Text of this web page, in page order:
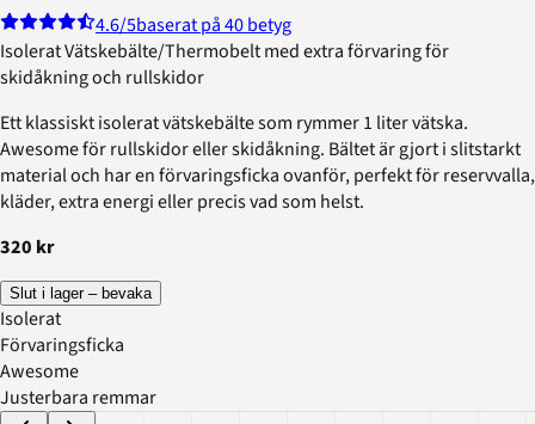
4.6/5baserat på 40 betyg
Isolerat Vätskebälte/Thermobelt med extra förvaring för
skidåkning och rullskidor
Ett klassiskt isolerat vätskebälte som rymmer 1 liter vätska.
Awesome för rullskidor eller skidåkning. Bältet är gjort i slitstarkt
material och har en förvaringsficka ovanför, perfekt för reservvalla,
kläder, extra energi eller precis vad som helst.
320 kr
Slut i lager – bevaka
Isolerat
Förvaringsficka
Awesome
Justerbara remmar